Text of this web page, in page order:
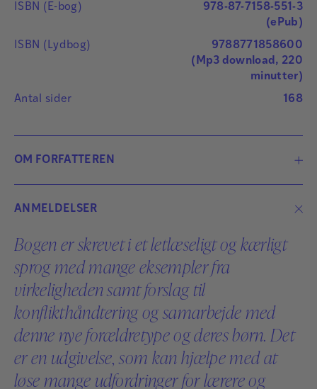
ISBN (E-bog)
978-87-7158-551-3
(ePub)
ISBN (Lydbog)
9788771858600
(Mp3 download, 220
minutter)
Antal sider
168
OM FORFATTEREN
ANMELDELSER
Bogen er skrevet i et letlæseligt og kærligt
sprog med mange eksempler fra
virkeligheden samt forslag til
konflikthåndtering og samarbejde med
denne nye forældretype og deres børn. Det
er en udgivelse, som kan hjælpe med at
løse mange udfordringer for lærere og